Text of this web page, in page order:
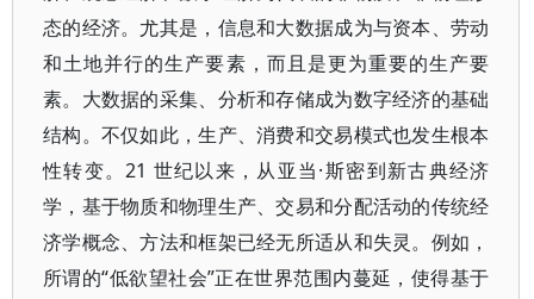
态的经济。尤其是，信息和大数据成为与资本、劳动
和土地并行的生产要素，而且是更为重要的生产要
素。大数据的采集、分析和存储成为数字经济的基础
结构。不仅如此，生产、消费和交易模式也发生根本
性转变。21 世纪以来，从亚当·斯密到新古典经济
学，基于物质和物理生产、交易和分配活动的传统经
济学概念、方法和框架已经无所适从和失灵。例如，
所谓的“低欲望社会”正在世界范围内蔓延，使得基于